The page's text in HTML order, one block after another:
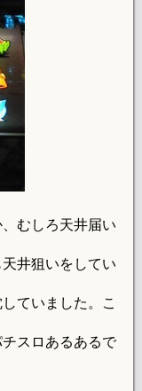
むしろ天井届い
井狙いをしてい
ていました。こ
スロあるあるで